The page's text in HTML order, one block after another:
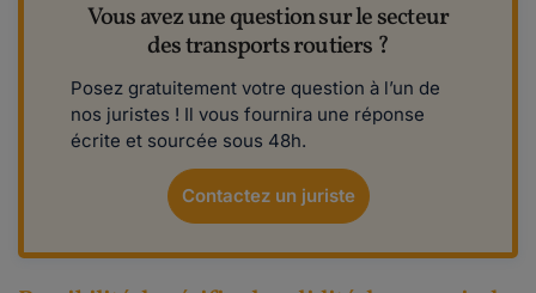
Vous avez une question sur le secteur
des transports routiers ?
Posez gratuitement votre question à l’un de
nos juristes ! Il vous fournira une réponse
écrite et sourcée sous 48h.
Contactez un juriste